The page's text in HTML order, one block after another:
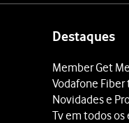
Destaques
Member Get
Vodafone
Novidades e
Tv em todos os